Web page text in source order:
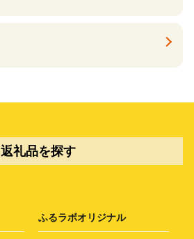
返礼品を探す
ふるラボオリジナル